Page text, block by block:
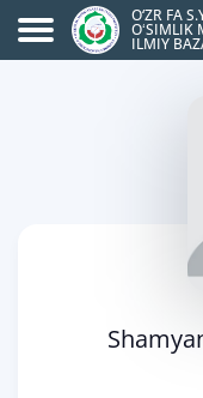
O‘ZR FA
OʻSIMLIK
ILMIY